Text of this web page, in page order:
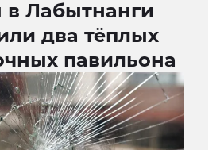
Лабытнанги
два тёплых
павильона